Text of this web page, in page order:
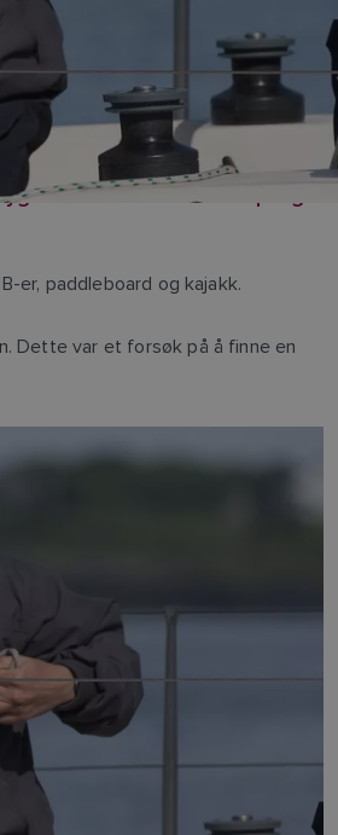
å si at han er lidenskapelig
er, paddleboard og kajakk.
Dette var et forsøk på å finne en